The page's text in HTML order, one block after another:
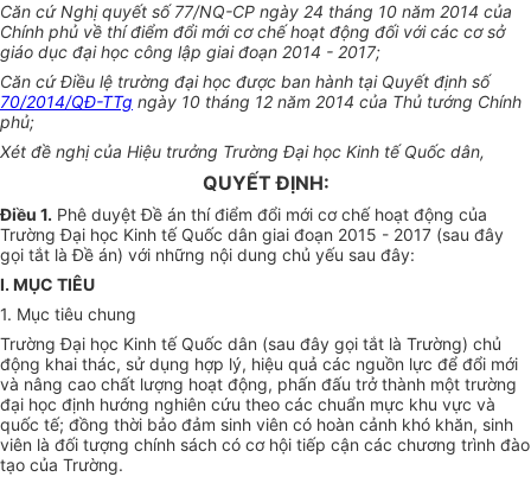
Căn cứ Nghị quyết số 77/NQ-CP ngày 24 tháng 10 năm 2014 của
Chính phủ về thí điểm đổi mới cơ chế hoạt động đối với các cơ sở
giáo dục đại học công lập giai đoạn 2014 - 2017;
Căn cứ Điều lệ trường đại học được ban hành tại Quyết định số
70/2014/QĐ-TTg ngày 10 tháng 12 năm 2014 của Thủ tướng Chính
phủ;
Xét đề nghị của Hiệu trưởng Trường Đại học Kinh tế Quốc dân,
QUYẾT ĐỊNH:
Điều 1. Phê duyệt Đề án thí điểm đổi mới cơ chế hoạt động của
Trường Đại học Kinh tế Quốc dân giai đoạn 2015 - 2017 (sau đây
gọi tắt là Đề án) với những nội dung chủ yếu sau đây:
I. MỤC TIÊU
1. Mục tiêu chung
Trường Đại học Kinh tế Quốc dân (sau đây gọi tắt là Trường) chủ
động khai thác, sử dụng hợp lý, hiệu quả các nguồn lực để đổi mới
và nâng cao chất lượng hoạt động, phấn đấu trở thành một trường
đại học định hướng nghiên cứu theo các chuẩn mực khu vực và
quốc tế; đồng thời bảo đảm sinh viên có hoàn cảnh khó khăn, sinh
viên là đối tượng chính sách có cơ hội tiếp cận các chương trình đào
tạo của Trường.